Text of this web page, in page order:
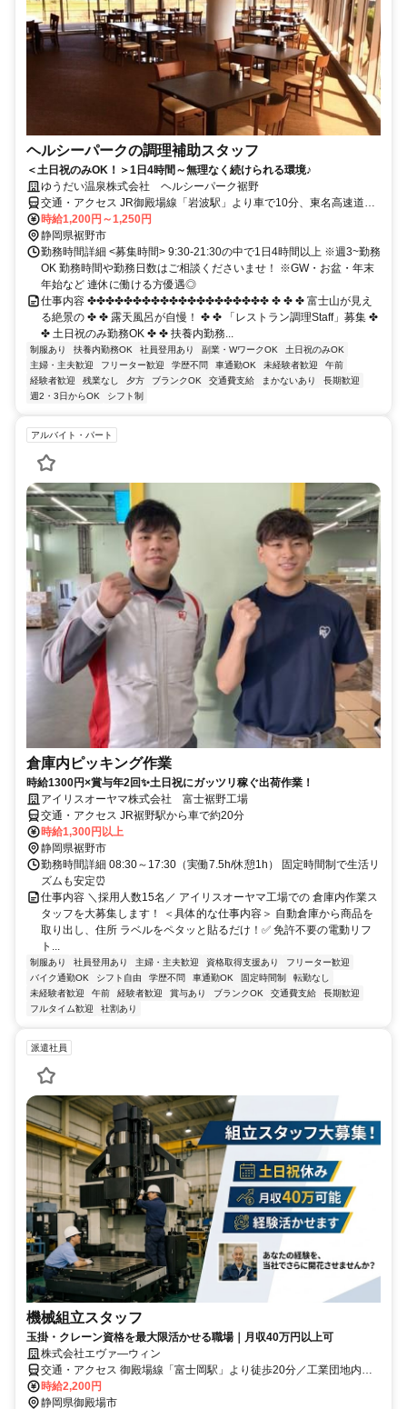
ヘルシーパークの調理補助スタッフ
＜土日祝のみOK！＞1日4時間～無理なく続けられる環境♪
ゆうだい温泉株式会社 ヘルシーパーク裾野
交通・アクセス JR御殿場線「岩波駅」より車で10分、東名高速道路
「裾野IC」より7分
時給1,200円～1,250円
静岡県裾野市
勤務時間詳細 <募集時間> 9:30-21:30の中で1日4時間以上 ※週3~勤務
OK 勤務時間や勤務日数はご相談くださいませ！ ※GW・お盆・年末
年始など 連休に働ける方優遇◎
仕事内容 ✤✤✤✤✤✤✤✤✤✤✤✤✤✤✤✤✤✤✤✤ ✤ ✤ ✤ 富士山が見え
る絶景の ✤ ✤ 露天風呂が自慢！ ✤ ✤ 「レストラン調理Staff」募集 ✤
✤ 土日祝のみ勤務OK ✤ ✤ 扶養内勤務...
制服あり 扶養内勤務OK 社員登用あり 副業・WワークOK
土日祝のみOK
主婦・主夫歓迎
フリーター歓迎 学歴不問 車通勤OK 未経験者歓迎
午前
経験者歓迎
残業なし 夕方 ブランクOK 交通費支給 まかないあり
長期歓迎
週2・3日からOK
シフト制
アルバイト・パート
倉庫内ピッキング作業
時給1300円×賞与年2回✨土日祝にガッツリ稼ぐ出荷作業！
アイリスオーヤマ株式会社 富士裾野工場
交通・アクセス JR裾野駅から車で約20分
時給1,300円以上
静岡県裾野市
勤務時間詳細 08:30～17:30（実働7.5h/休憩1h） 固定時間制で生活リ
ズムも安定⏰
仕事内容 ＼採用人数15名／ アイリスオーヤマ工場での 倉庫内作業ス
タッフを大募集します！ ＜具体的な仕事内容＞ 自動倉庫から商品を
取り出し、住所 ラベルをペタッと貼るだけ！✅ 免許不要の電動リフ
ト...
制服あり 社員登用あり 主婦・主夫歓迎 資格取得支援あり
フリーター歓迎
バイク通勤OK
シフト自由 学歴不問 車通勤OK 固定時間制
転勤なし
未経験者歓迎
午前 経験者歓迎 賞与あり ブランクOK 交通費支給
長期歓迎
フルタイム歓迎
社割あり
派遣社員
機械組立スタッフ
玉掛・クレーン資格を最大限活かせる職場｜月収40万円以上可
株式会社エヴァ―ウィン
交通・アクセス 御殿場線「富士岡駅」より徒歩20分／工業団地内循
環バスあり ★車通勤可（駐車場あり）
時給2,200円
静岡県御殿場市